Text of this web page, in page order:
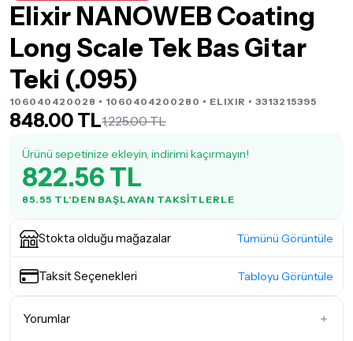
Elixir NANOWEB Coating
Long Scale Tek Bas Gitar
Teki (.095)
106040420028 • 1060404200280 • ELIXIR • 3313215395
848.00 TL1,225.00 TL
Ürünü sepetinize ekleyin, indirimi kaçırmayın!
822.56 TL
85.55 TL'DEN BAŞLAYAN TAKSITLERLE
Stokta olduğu mağazalar Tümünü Görüntüle
Taksit Seçenekleri Tabloyu Görüntüle
Yorumlar